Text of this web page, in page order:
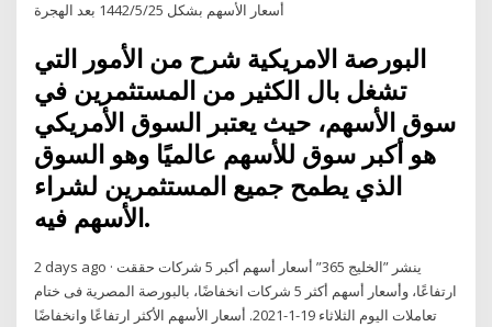
أسعار الأسهم بشكل 25‏‏/5‏‏/1442 بعد الهجرة
البورصة الامريكية شرح من الأمور التي
تشغل بال الكثير من المستثمرين في
سوق الأسهم، حيث يعتبر السوق الأمريكي
هو أكبر سوق للأسهم عالميًا وهو السوق
الذي يطمح جميع المستثمرين لشراء
الأسهم فيه.
2 days ago · ينشر ”الخليج 365” أسعار أسهم أكبر 5 شركات حققت
ارتفاعًا، وأسعار أسهم أكثر 5 شركات انخفاضًا، بالبورصة المصرية فى ختام
تعاملات اليوم الثلاثاء 19-1-2021. أسعار الأسهم الأكثر ارتفاعًا وانخفاضًا